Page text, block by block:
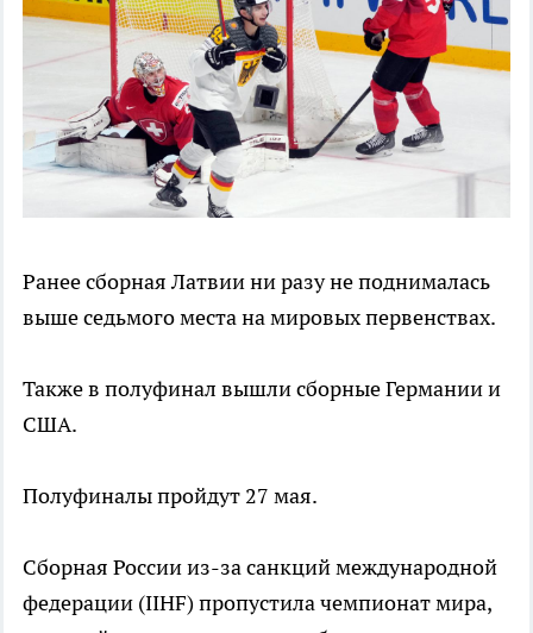
Ранее сборная Латвии ни разу не поднималась
выше седьмого места на мировых первенствах.
Также в полуфинал вышли сборные Германии и
США.
Полуфиналы пройдут 27 мая.
Сборная России из-за санкций международной
федерации (IIHF) пропустила чемпионат мира,